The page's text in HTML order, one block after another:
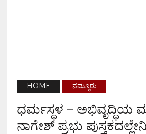
HOME ನಮ್ಮೂರು
ಧರ್ಮಸ್ಥಳ – ಅಭಿವೃದ್ಧಿಯ
ನಾಗೇಶ್ ಪ್ರಭು